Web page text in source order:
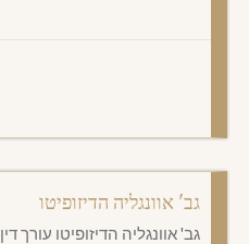
גב' אוונגליה הדיזופיטו
גב' אוונגליה הדיזופיטו עורך דין